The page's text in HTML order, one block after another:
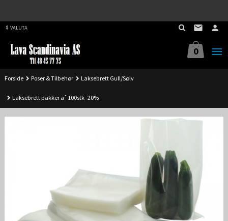
VALUTA
0
Forside Poser & Tilbehør Laksebrett Gull/Sølv
Laksebrett pakker a`100stk -20%